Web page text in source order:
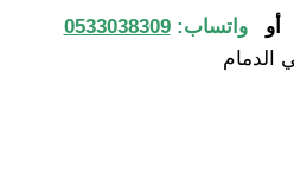
أوواتساب:0533038309